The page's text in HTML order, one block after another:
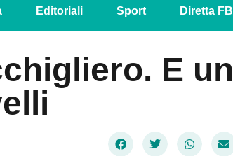
Editoriali Sport Diretta FB
E un